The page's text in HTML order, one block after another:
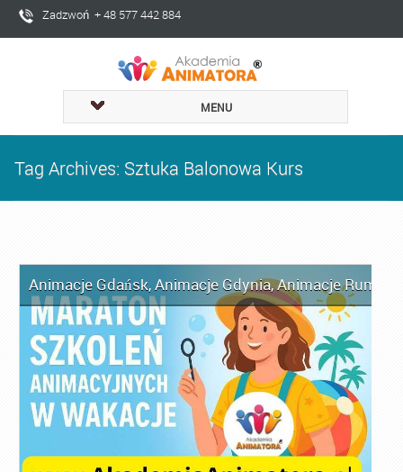
Zadzwoń + 48 577 442 884
MENU
Tag Archives: Sztuka Balonowa Kurs
Animacje Gdańsk,Animacje Gdynia,Animacje Rumia